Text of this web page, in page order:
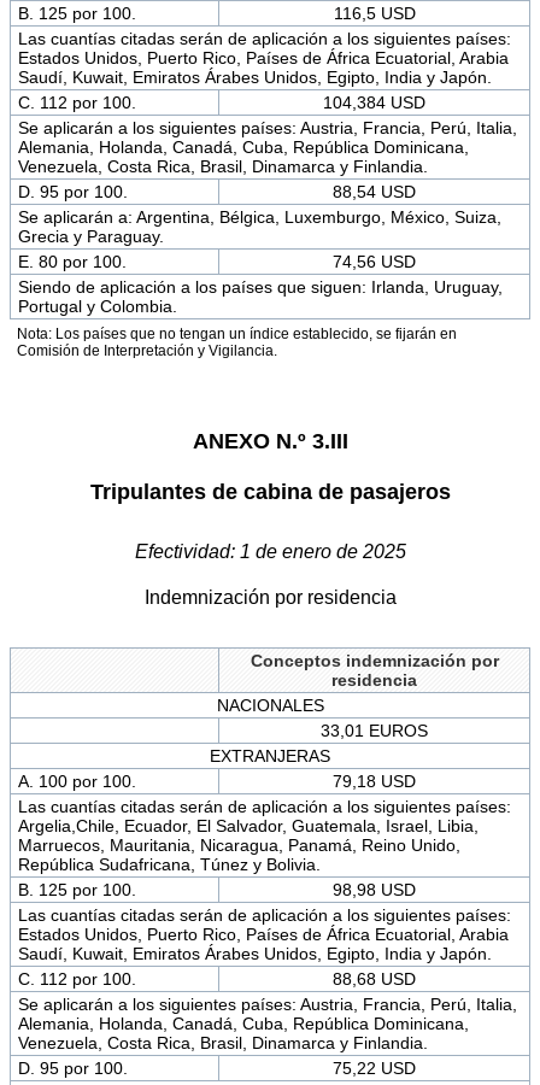
B. 125 por 100.
116,5 USD
Las cuantías citadas serán de aplicación a los siguientes países:
Estados Unidos, Puerto Rico, Países de África Ecuatorial, Arabia
Saudí, Kuwait, Emiratos Árabes Unidos, Egipto, India y Japón.
C. 112 por 100.
104,384 USD
Se aplicarán a los siguientes países: Austria, Francia, Perú, Italia,
Alemania, Holanda, Canadá, Cuba, República Dominicana,
Venezuela, Costa Rica, Brasil, Dinamarca y Finlandia.
D. 95 por 100.
88,54 USD
Se aplicarán a: Argentina, Bélgica, Luxemburgo, México, Suiza,
Grecia y Paraguay.
E. 80 por 100.
74,56 USD
Siendo de aplicación a los países que siguen: Irlanda, Uruguay,
Portugal y Colombia.
Nota: Los países que no tengan un índice establecido, se fijarán en
Comisión de Interpretación y Vigilancia.
ANEXO N.º 3.III
Tripulantes de cabina de pasajeros
Efectividad: 1 de enero de 2025
Indemnización por residencia
Conceptos indemnización por
residencia
NACIONALES
33,01 EUROS
EXTRANJERAS
A. 100 por 100.
79,18 USD
Las cuantías citadas serán de aplicación a los siguientes países:
Argelia,Chile, Ecuador, El Salvador, Guatemala, Israel, Libia,
Marruecos, Mauritania, Nicaragua, Panamá, Reino Unido,
República Sudafricana, Túnez y Bolivia.
B. 125 por 100.
98,98 USD
Las cuantías citadas serán de aplicación a los siguientes países:
Estados Unidos, Puerto Rico, Países de África Ecuatorial, Arabia
Saudí, Kuwait, Emiratos Árabes Unidos, Egipto, India y Japón.
C. 112 por 100.
88,68 USD
Se aplicarán a los siguientes países: Austria, Francia, Perú, Italia,
Alemania, Holanda, Canadá, Cuba, República Dominicana,
Venezuela, Costa Rica, Brasil, Dinamarca y Finlandia.
D. 95 por 100.
75,22 USD